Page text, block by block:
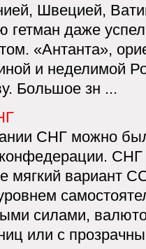
Швецией,
гетман даже
«Антанта»,
и неделимой
Большое зн ...
СНГ можно
СНГ
мягкий вариант
силами,
или с